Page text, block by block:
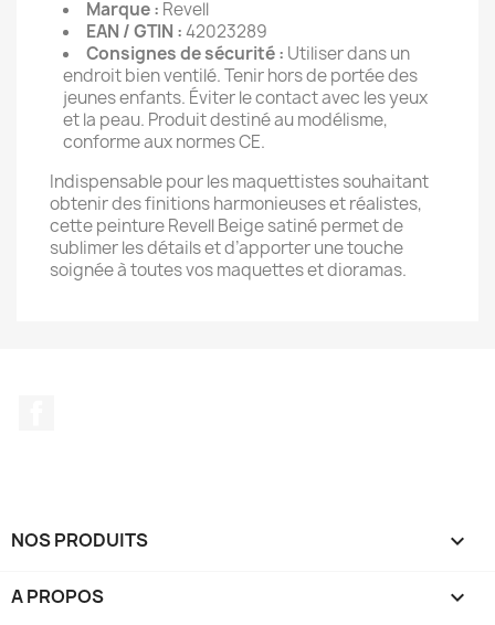
Marque : Revell
EAN / GTIN :42023289
Consignes de sécurité : Utiliser dans un
endroit bien ventilé. Tenir hors de portée des
jeunes enfants. Éviter le contact avec les yeux
et la peau. Produit destiné au modélisme,
conforme aux normes CE.
Indispensable pour les maquettistes souhaitant
obtenir des finitions harmonieuses et réalistes,
cette peinture Revell Beige satiné permet de
sublimer les détails et d’apporter une touche
soignée à toutes vos maquettes et dioramas.
NOS PRODUITS 
A PROPOS 